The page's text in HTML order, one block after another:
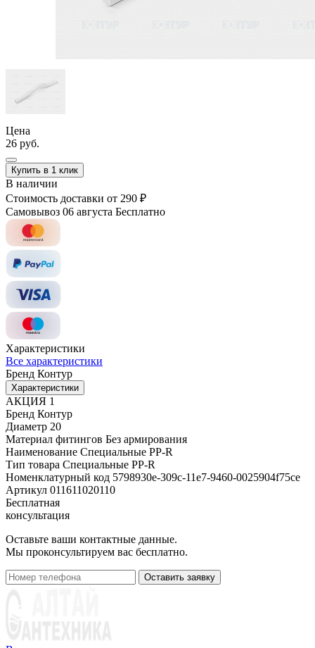
Цена
26 руб.
Купить в 1 клик
В наличии
Стоимость доставки от 290 ₽
Самовывоз 06 августа Бесплатно
Характеристики
Все характеристики
Бренд Контур
Характеристики
АКЦИЯ 1
Бренд Контур
Диаметр 20
Материал фитингов Без армирования
Наименование Специальные PP-R
Тип товара Специальные PP-R
Номенклатурный код 5798930e-309c-11e7-9460-0025904f75ce
Артикул 011611020110
Бесплатная
консультация
Оставьте ваши контактные данные.
Мы проконсультируем вас бесплатно.
Оставить заявку